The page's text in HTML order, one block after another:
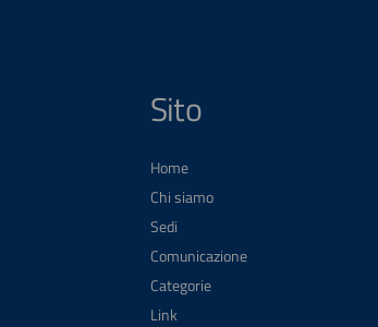
Sito
Home
Chi siamo
Sedi
Comunicazione
Categorie
Link